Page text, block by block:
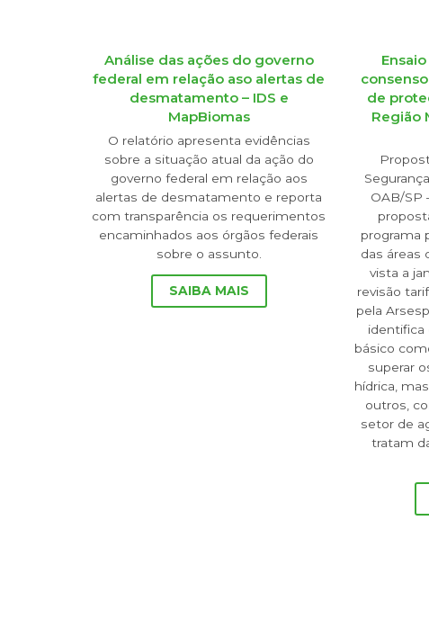
Análise das ações do governo
federal em relação aso alertas de
desmatamento – IDS e
MapBiomas
O relatório apresenta evidências
sobre a situação atual da ação do
governo federal em relação aos
alertas de desmatamento e reporta
com transparência os requerimentos
encaminhados aos órgãos federais
sobre o assunto.
SAIBA MAIS
de
Região
OAB/SP
programa
das áreas
vista a
revisão
pela
identifica
básico
superar
hídrica,
outros,
setor de
tratam